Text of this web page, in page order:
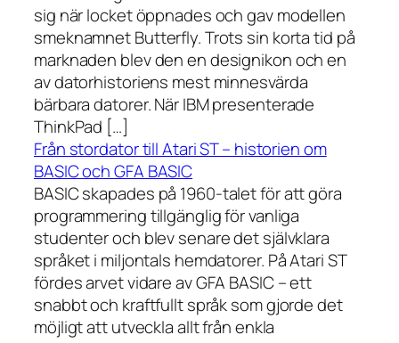
sig när locket öppnades och gav modellen
smeknamnet Butterfly. Trots sin korta tid på
marknaden blev den en designikon och en
av datorhistoriens mest minnesvärda
bärbara datorer. När IBM presenterade
ThinkPad […]
Från stordator till Atari ST – historien om
BASIC och GFA BASIC
BASIC skapades på 1960-talet för att göra
programmering tillgänglig för vanliga
studenter och blev senare det självklara
språket i miljontals hemdatorer. På Atari ST
fördes arvet vidare av GFA BASIC – ett
snabbt och kraftfullt språk som gjorde det
möjligt att utveckla allt från enkla